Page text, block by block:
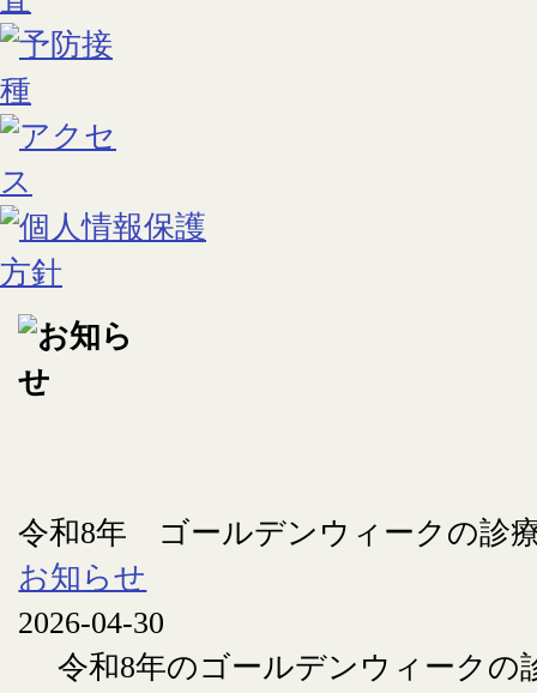
令和8年 ゴールデンウィークの診
お知らせ
2026-04-30
令和8年のゴールデンウィークの